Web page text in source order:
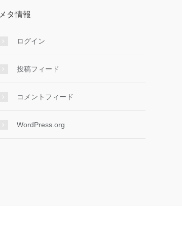
メタ情報
ログイン
投稿フィード
コメントフィード
WordPress.org